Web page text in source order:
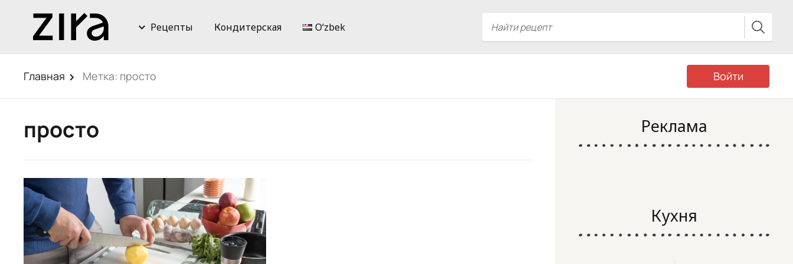
Рецепты Кондитерская Oʻzbek
Главная Метка: просто Войти
просто Реклама
Кухня